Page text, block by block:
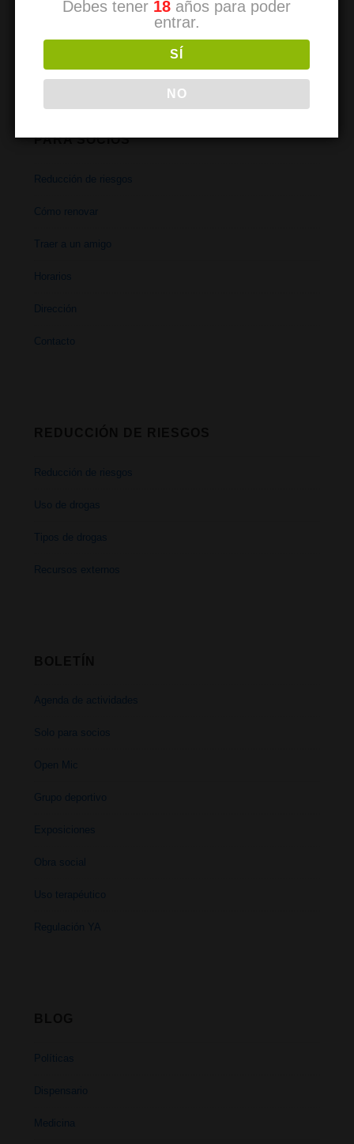
Comment devenir un membre
PARA SOCIOS
Reducción de riesgos
Cómo renovar
Traer a un amigo
Horarios
Dirección
Contacto
Reducción de riesgos
Uso de drogas
Tipos de drogas
Recursos externos
Agenda de actividades
Solo para socios
Open Mic
Grupo deportivo
Exposiciones
Obra social
Uso terapéutico
Regulación YA
Políticas
Dispensario
Medicina
Debes tener 18 años para poder
entrar.
SÍ
NO